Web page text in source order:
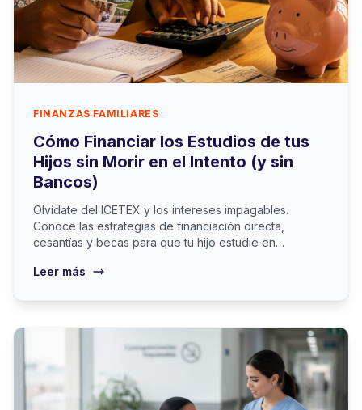
FINANZAS FAMILIARES
Cómo Financiar los Estudios de tus
Hijos sin Morir en el Intento (y sin
Bancos)
Olvídate del ICETEX y los intereses impagables.
Conoce las estrategias de financiación directa,
cesantías y becas para que tu hijo estudie en
Leer más